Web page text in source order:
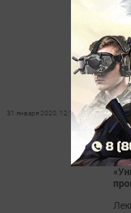
31 января 2020, 12:15
В